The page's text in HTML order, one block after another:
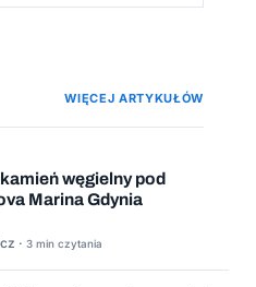
WIĘCEJ ARTYKUŁÓW
węgielny pod
Marina Gdynia
· 3 min czytania